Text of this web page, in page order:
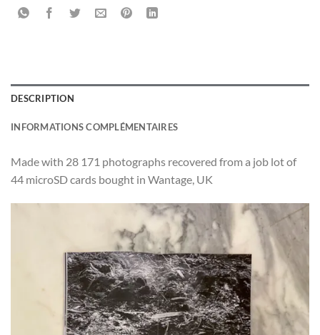
DESCRIPTION
INFORMATIONS COMPLÉMENTAIRES
Made with 28 171 photographs recovered from a job lot of
44 microSD cards bought in Wantage, UK